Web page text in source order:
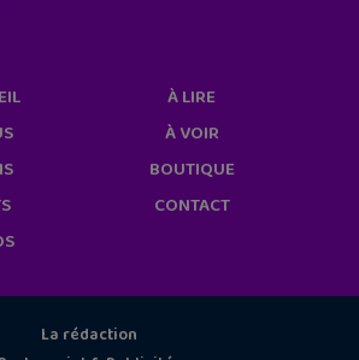
À LIRE
À VOIR
BOUTIQUE
CONTACT
La rédaction